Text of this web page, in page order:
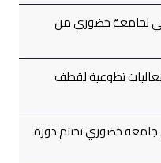
لجامعة خضوري من
تطوعية لقطف
جامعة خضوري تختتم دورة